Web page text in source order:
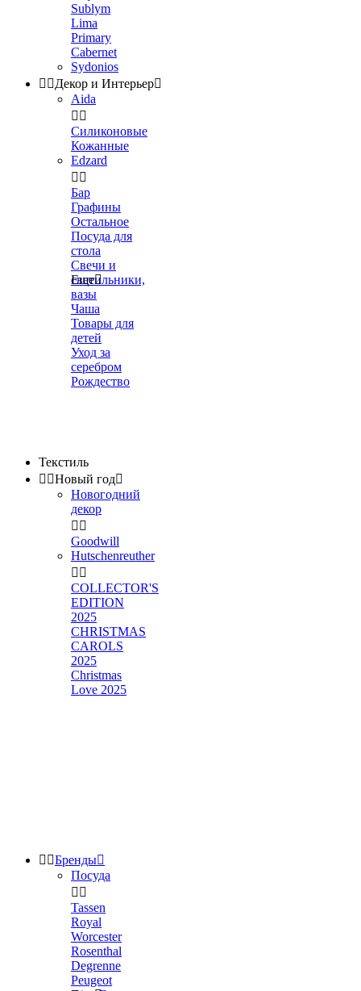
Sublym
Lima
Primary
Cabernet
Sydonios
 Декор и Интерьер
Aida
 
Силиконовые
Кожанные
Edzard
 
Бар
Графины
Остальное
Посуда для
стола
Свечи и
светильники,
вазы
Чаша
Товары для
детей
Уход за
серебром
Рождество
Еще
Текстиль
 Новый год
Новогодний
декор
 
Goodwill
Hutschenreuther
 
COLLECTOR'S
EDITION
2025
CHRISTMAS
CAROLS
2025
Christmas
Love 2025
 Бренды
Посуда
 
Tassen
Royal
Worcester
Rosenthal
Degrenne
Peugeot